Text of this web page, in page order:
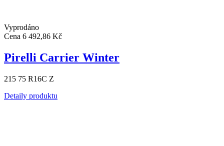
Vyprodáno
Cena 6 492,86 Kč
Pirelli Carrier Winter
215 75 R16C Z
Detaily produktu